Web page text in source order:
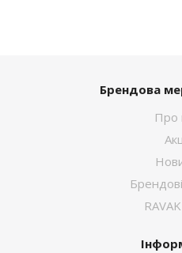
Брендова
Про